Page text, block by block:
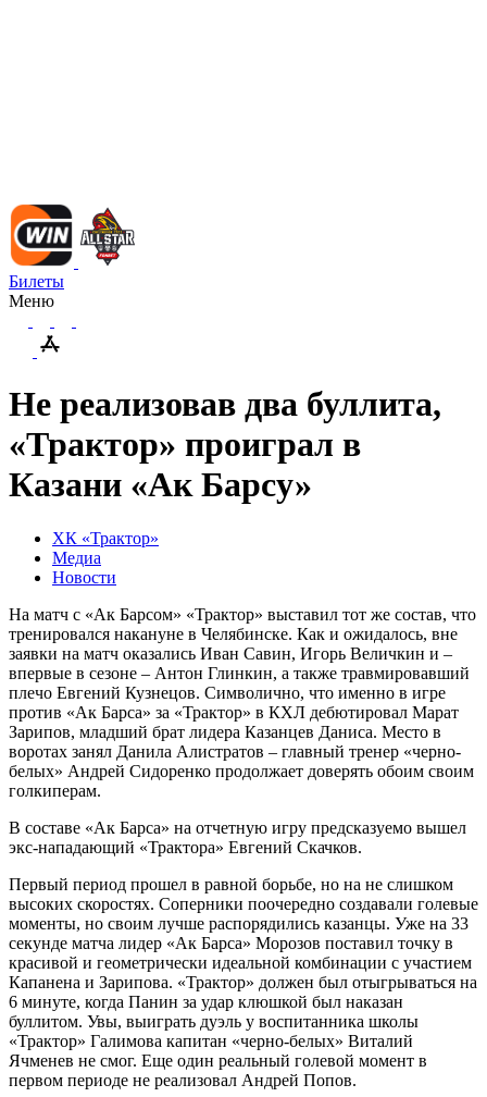
Билеты
Меню
Не реализовав два буллита,
«Трактор» проиграл в
Казани «Ак Барсу»
ХК «Трактор»
Медиа
Новости
На матч с «Ак Барсом» «Трактор» выставил тот же состав, что
тренировался накануне в Челябинске. Как и ожидалось, вне
заявки на матч оказались Иван Савин, Игорь Величкин и –
впервые в сезоне – Антон Глинкин, а также травмировавший
плечо Евгений Кузнецов. Символично, что именно в игре
против «Ак Барса» за «Трактор» в КХЛ дебютировал Марат
Зарипов, младший брат лидера Казанцев Даниса. Место в
воротах занял Данила Алистратов – главный тренер «черно-
белых» Андрей Сидоренко продолжает доверять обоим своим
голкиперам.
В составе «Ак Барса» на отчетную игру предсказуемо вышел
экс-нападающий «Трактора» Евгений Скачков.
Первый период прошел в равной борьбе, но на не слишком
высоких скоростях. Соперники поочередно создавали голевые
моменты, но своим лучше распорядились казанцы. Уже на 33
секунде матча лидер «Ак Барса» Морозов поставил точку в
красивой и геометрически идеальной комбинации с участием
Капанена и Зарипова. «Трактор» должен был отыгрываться на
6 минуте, когда Панин за удар клюшкой был наказан
буллитом. Увы, выиграть дуэль у воспитанника школы
«Трактор» Галимова капитан «черно-белых» Виталий
Ячменев не смог. Еще один реальный голевой момент в
первом периоде не реализовал Андрей Попов.